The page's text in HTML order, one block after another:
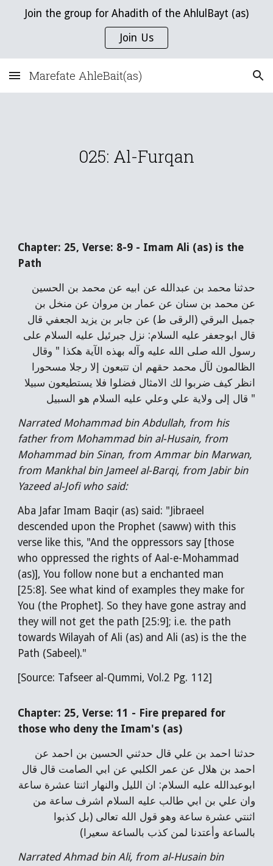
Skip to main content Skip to navigation
Join the group for Ahadith of the AhlulBayt (as)
Join Us
Marefate AhleBait(as)
025: Al-Furqan
Chapter: 25, Verse: 8-9 - Imam Ali (as) is the
Path
حدثنا محمد بن عبدالله عن ابيه عن محمد بن الحسين
عن محمد بن سنان عن عمار بن مروان عن منخل بن
جميل البرقي (الرقى ط) عن جابر بن يزيد الجعفي قال
قال ابوجعفر عليه السلام: نزل جبرئيل عليه السلام على
رسول الله صلى الله عليه وآله بهذه الآية هكذا " وقال
الظالمون لآل محمد حقهم ان تتبعون إلا رجلا مسحورا
انظر كيف ضربوا لك الامثال فضلوا فلا يستطيعون سبيلا
" قال إلى ولاية علي وعلي عليه السلام هو السبيل
Narrated Mohammad bin Abdullah, from his
father from Mohammad bin al-Husain, from
Mohammad bin Sinan, from Ammar bin Marwan,
from Mankhal bin Jameel al-Barqi, from Jabir bin
Yazeed al-Jofi who said:
Aba Jafar Imam Baqir (as) said: "Jibraeel
descended upon the Prophet (saww) with this
verse like this, "And the oppressors say [those
who oppressed the rights of Aal-e-Mohammad
(as)], You follow none but a enchanted man
[25:8]. See what kind of examples they make for
You (the Prophet]. So they have gone astray and
they will not get the path [25:9]; i.e. the path
towards Wilayah of Ali (as) and Ali (as) is the the
Path (Sabeel)."
[Source: Tafseer al-Qummi, Vol.2 Pg. 112]
Chapter: 25, Verse: 11 - Fire prepared for
those who deny the Imam's (as)
حدثنا احمد بن علي قال حدثني الحسين بن احمد عن
احمد بن هلال عن عمر الكلبي عن ابي الصامت قال قال
ابوعبدالله عليه السلام: ان الليل والنهار اثنتا عشرة ساعة
وان علي بن ابي طالب عليه السلام اشرف ساعة من
اثنتي عشرة ساعة وهو قول الله تعالى (بل كذبوا
بالساعة وأعتدنا لمن كذب بالساعة سعيرا)
Narrated Ahmad bin Ali, from al-Husain bin